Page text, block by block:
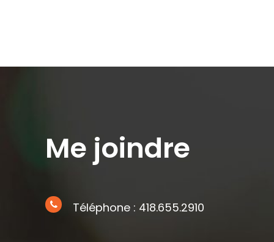
Me joindre
Téléphone : 418.655.2910